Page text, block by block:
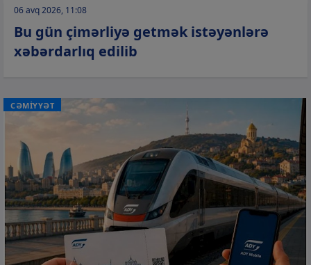
06 avq 2026, 11:08
Bu gün çimərliyə getmək istəyənlərə
xəbərdarlıq edilib
CƏMİYYƏT